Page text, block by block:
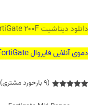
دانلود دیتاشیت FortiGate 200F
دموی آنلاین فایروال FortiGate
(
9بازخورد مشتری)